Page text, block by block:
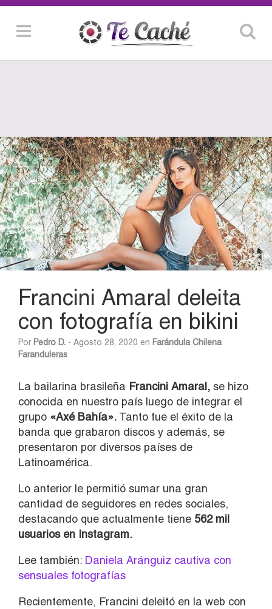
Francini Amaral deleita
con fotografía en bikini
Por Pedro D. - Agosto 28, 2020 en Farándula Chilena
Faranduleras
La bailarina brasileña Francini Amaral, se hizo
conocida en nuestro país luego de integrar el
grupo «Axé Bahía». Tanto fue el éxito de la
banda que grabaron discos y además, se
presentaron por diversos países de
Latinoamérica.
Lo anterior le permitió sumar una gran
cantidad de seguidores en redes sociales,
destacando que actualmente tiene 562 mil
usuarios en Instagram.
Lee también: Daniela Aránguiz cautiva con
sensuales fotografías
Recientemente, Francini deleitó en la web con